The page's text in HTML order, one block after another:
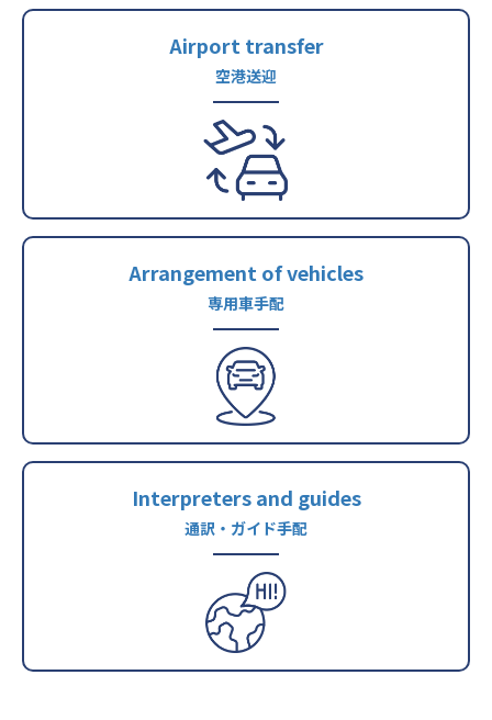
Airport transfer
空港送迎
Arrangement of vehicles
専用車手配
Interpreters and guides
通訳・ガイド手配